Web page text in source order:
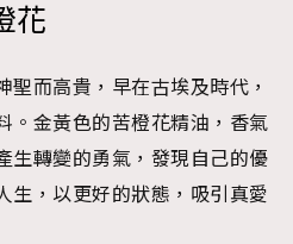
花
而高貴，早在古埃及時代，
。金黃色的苦橙花精油，香氣
生轉變的勇氣，發現自己的優
生，以更好的狀態，吸引真愛